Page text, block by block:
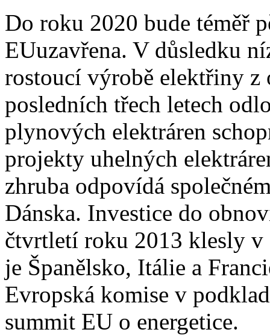
Do roku 2020 bude téměř
EUuzavřena. V důsledku
rostoucí výrobě elektřiny
posledních třech letech
plynových elektráren
projekty uhelných
zhruba odpovídá
Dánska. Investice do
čtvrtletí roku 2013 klesly v
je Španělsko, Itálie a
Evropská komise v
summit EU o energetice.